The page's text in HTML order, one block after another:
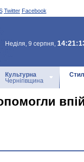
Twitter Facebook
Неділя, 9 серпня,
Культурна
Чернігівщина